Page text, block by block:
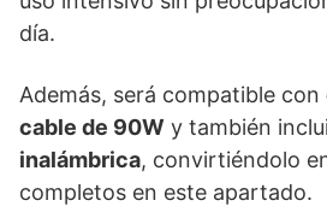
día.
Además, será compatible con
cable de 90W y también
inalámbrica, convirtiéndolo
completos en este apartado.